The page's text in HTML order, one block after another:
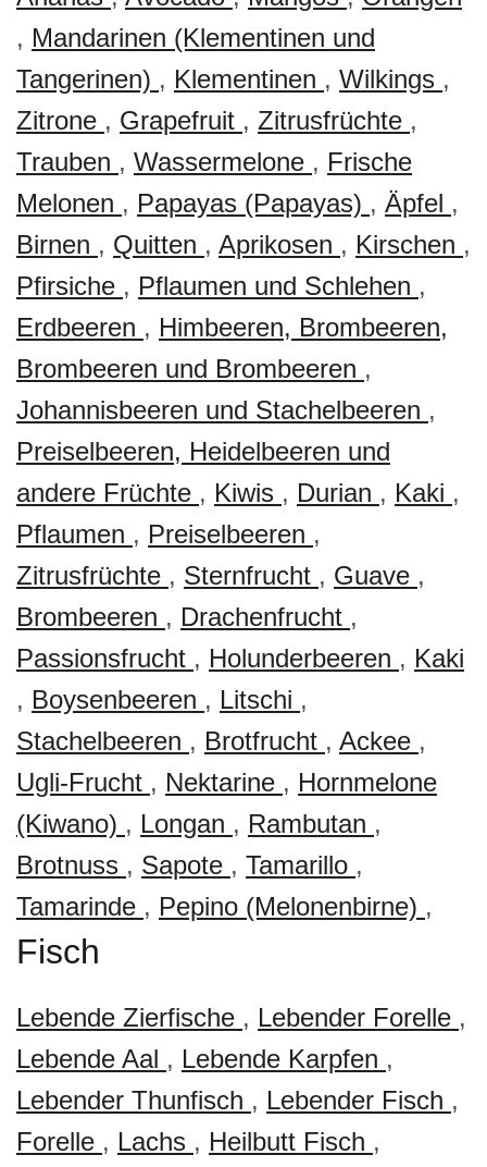
, Mandarinen (Klementinen und
Tangerinen) , Klementinen , Wilkings ,
Zitrone , Grapefruit , Zitrusfrüchte ,
Trauben , Wassermelone , Frische
Melonen , Papayas (Papayas) , Äpfel ,
Birnen , Quitten , Aprikosen , Kirschen ,
Pfirsiche , Pflaumen und Schlehen ,
Erdbeeren , Himbeeren, Brombeeren,
Brombeeren und Brombeeren ,
Johannisbeeren und Stachelbeeren ,
Preiselbeeren, Heidelbeeren und
andere Früchte , Kiwis , Durian , Kaki ,
Pflaumen , Preiselbeeren ,
Zitrusfrüchte , Sternfrucht , Guave ,
Brombeeren , Drachenfrucht ,
Passionsfrucht , Holunderbeeren , Kaki
, Boysenbeeren , Litschi ,
Stachelbeeren , Brotfrucht , Ackee ,
Ugli-Frucht , Nektarine , Hornmelone
(Kiwano) , Longan , Rambutan ,
Brotnuss , Sapote , Tamarillo ,
Tamarinde , Pepino (Melonenbirne) ,
Fisch
Lebende Zierfische , Lebender Forelle ,
Lebende Aal , Lebende Karpfen ,
Lebender Thunfisch , Lebender Fisch ,
Forelle , Lachs , Heilbutt Fisch ,